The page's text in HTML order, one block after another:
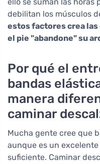
ello se suman las horas
debilitan los músculos
estos factores crea
el pie "abandone" su
Por qué el
bandas
manera
caminar
Mucha gente cree que
aunque es un
suficiente. Caminar